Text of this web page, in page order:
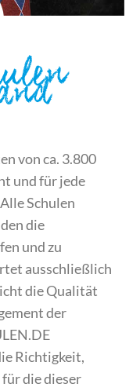
von ca. 3.800
und für jede
Schulen
die
und zu
ausschließlich
die Qualität
der
Richtigkeit,
die dieser